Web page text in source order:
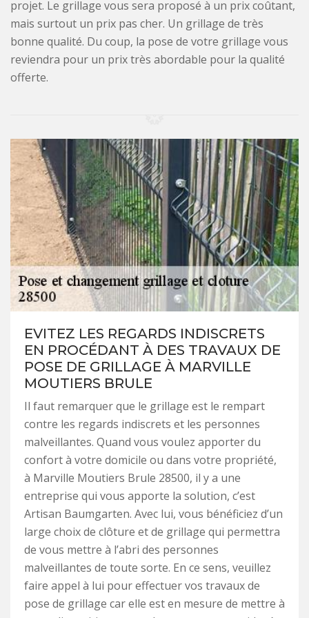
projet. Le grillage vous sera proposé à un prix coûtant,
mais surtout un prix pas cher. Un grillage de très
bonne qualité. Du coup, la pose de votre grillage vous
reviendra pour un prix très abordable pour la qualité
offerte.
EVITEZ LES REGARDS INDISCRETS
EN PROCÉDANT À DES TRAVAUX DE
POSE DE GRILLAGE À MARVILLE
MOUTIERS BRULE
Il faut remarquer que le grillage est le rempart
contre les regards indiscrets et les personnes
malveillantes. Quand vous voulez apporter du
confort à votre domicile ou dans votre propriété,
à Marville Moutiers Brule 28500, il y a une
entreprise qui vous apporte la solution, c’est
Artisan Baumgarten. Avec lui, vous bénéficiez d’un
large choix de clôture et de grillage qui permettra
de vous mettre à l’abri des personnes
malveillantes de toute sorte. En ce sens, veuillez
faire appel à lui pour effectuer vos travaux de
pose de grillage car elle est en mesure de mettre à